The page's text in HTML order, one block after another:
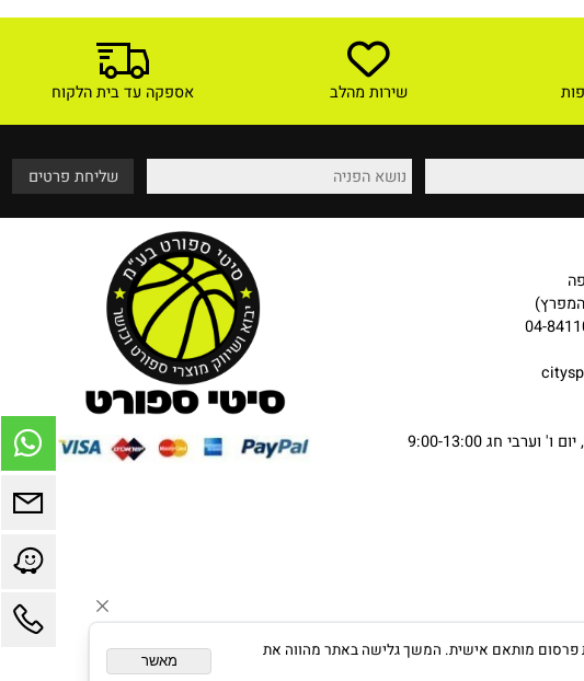
לפרטים ורכישה לפרטים ורכישה
שירות מהלב אספקה עד בית הלקוח